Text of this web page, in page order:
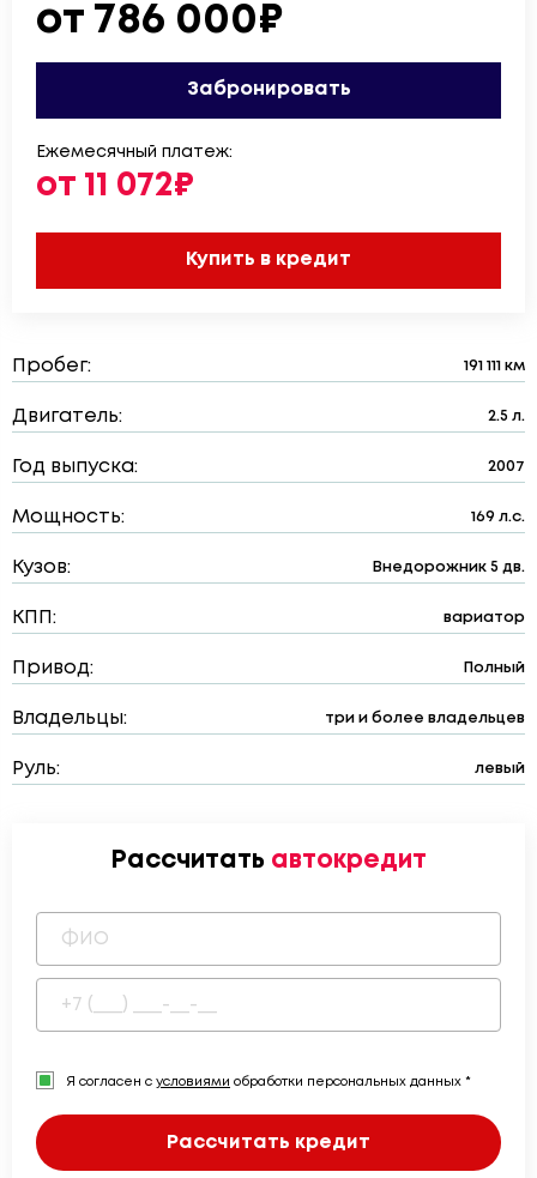
от 786 000₽
Забронировать
Ежемесячный платеж:
от 11 072₽
Купить в кредит
Пробег: 191 111 км
Двигатель: 2.5 л.
Год выпуска: 2007
Мощность: 169 л.с.
Кузов: Внедорожник 5 дв.
КПП: вариатор
Привод: Полный
Владельцы: три и более владельцев
Руль: левый
Рассчитать автокредит
Я согласен с условиями обработки персональных данных *
Рассчитать кредит